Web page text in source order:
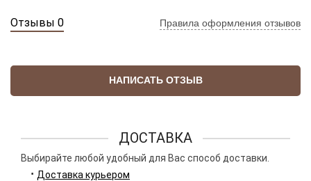
Отзывы 0 Правила оформления отзывов
НАПИСАТЬ ОТЗЫВ
ДОСТАВКА
Выбирайте любой удобный для Вас способ доставки.
Доставка курьером